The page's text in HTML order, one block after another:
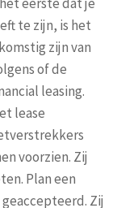
te zijn, is het
zijn van
of de
leasing.
lease
voorzien. Zij
Plan een
Zij